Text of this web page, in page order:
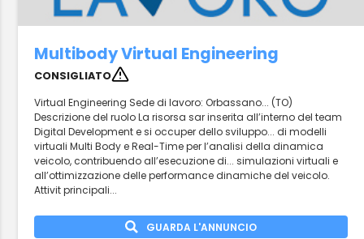
Multibody Virtual Engineering
CONSIGLIATO
Virtual Engineering Sede di lavoro: Orbassano... (TO)
Descrizione del ruolo La risorsa sar inserita all’interno del team
Digital Development e si occuper dello sviluppo... di modelli
virtuali Multi Body e Real-Time per l’analisi della dinamica
veicolo, contribuendo all’esecuzione di... simulazioni virtuali e
all’ottimizzazione delle performance dinamiche del veicolo.
Attivit principali...
GUARDA L'ANNUNCIO